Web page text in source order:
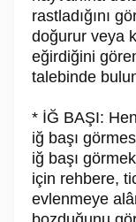
rastladığını
doğurur veya
eğirdiğini
talebinde
* İĞ BAŞI:
iğ başı
iğ başı
için rehbere,
evlenmeye